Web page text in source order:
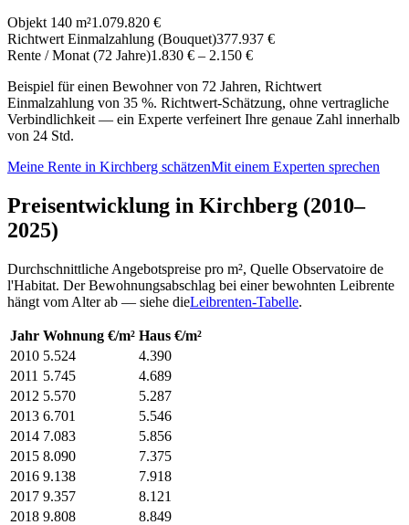
Objekt 140 m²1.079.820 €
Richtwert Einmalzahlung (Bouquet)377.937 €
Rente / Monat (72 Jahre)1.830 € – 2.150 €
Beispiel für einen Bewohner von 72 Jahren, Richtwert
Einmalzahlung von 35 %. Richtwert-Schätzung, ohne vertragliche
Verbindlichkeit — ein Experte verfeinert Ihre genaue Zahl innerhalb
von 24 Std.
Meine Rente in Kirchberg schätzenMit einem Experten sprechen
Preisentwicklung in Kirchberg (2010–
2025)
Durchschnittliche Angebotspreise pro m², Quelle Observatoire de
l'Habitat. Der Bewohnungsabschlag bei einer bewohnten Leibrente
hängt vom Alter ab — siehe dieLeibrenten-Tabelle.
Jahr Wohnung €/m² Haus €/m²
2010 5.524
4.390
2011 5.745
4.689
2012 5.570
5.287
2013 6.701
5.546
2014 7.083
5.856
2015 8.090
7.375
2016 9.138
7.918
2017 9.357
8.121
2018 9.808
8.849